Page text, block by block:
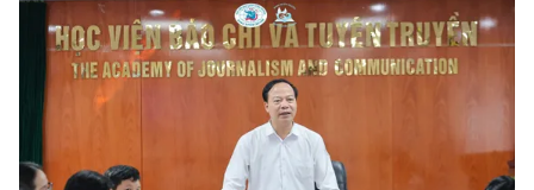
Y tế
Thế giới
Tin tức
Kinh tế